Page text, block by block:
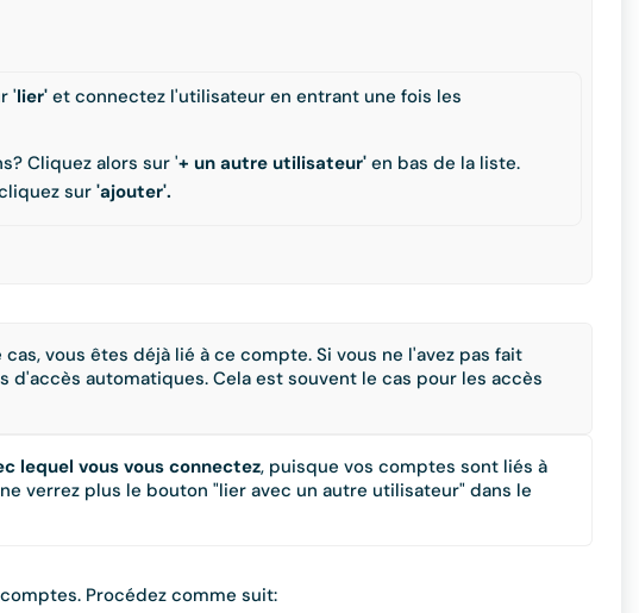
'lier' et connectez l'utilisateur en entrant une fois les
Cliquez alors sur '+ un autre utilisateur' en bas de la liste.
sur 'ajouter'.
cas, vous êtes déjà lié à ce compte. Si vous ne l'avez pas fait
automatiques. Cela est souvent le cas pour les accès
lequel vous vous connectez, puisque vos comptes sont liés à
verrez plus le bouton "lier avec un autre utilisateur" dans le
Procédez comme suit: